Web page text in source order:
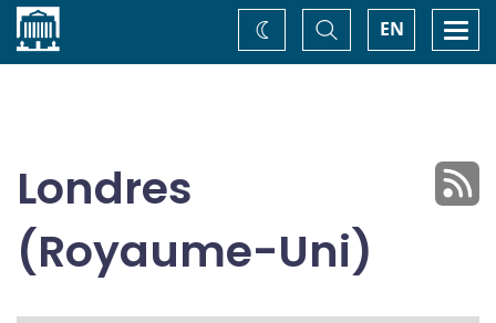
Accueil EN
Basculer
la
recherche
Changez
de
Londres
(Royaume-Uni)